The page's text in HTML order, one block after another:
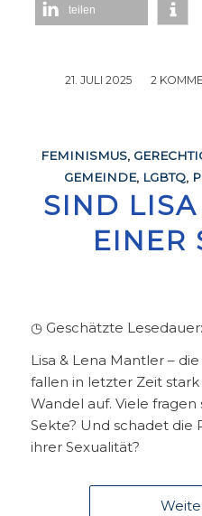
teilen
21. JULI 2025
/ 2 /
FEMINISMUS,
GEMEINDE, LGBTQ,
SIND
EINER
◷ Geschätzte Lesedauer:
Lisa & Lena Mantler –
fallen in letzter Zeit
Wandel auf. Viele fragen
Sekte? Und schadet die
ihrer Sexualität?